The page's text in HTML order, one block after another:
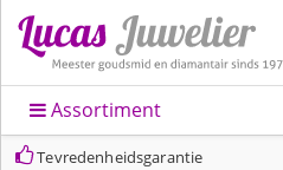
Assortiment
Tevredenheidsgarantie